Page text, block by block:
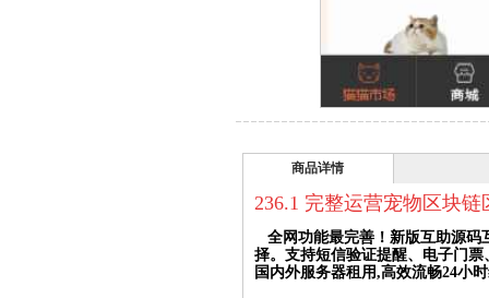
商品详情
236.1 完整运营宠物区块
全网功能最完善！新版互助源
择。支持短信验证提醒、电子门
国内外服务器租用,高效流畅24小